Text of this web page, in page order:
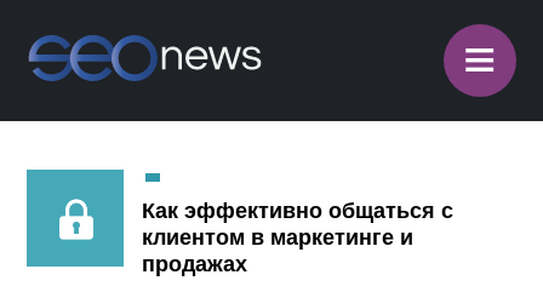
≡
Как эффективно общаться с
клиентом в маркетинге и
продажах